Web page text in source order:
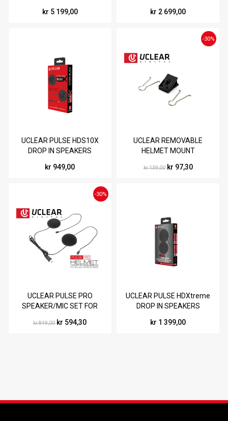
kr 5 199,00
kr 2 699,00
UCLEAR PULSE HDS10X
DROP IN SPEAKERS
kr 949,00
UCLEAR REMOVABLE
HELMET MOUNT
-30%
kr 139,00 kr 97,30
UCLEAR PULSE PRO
SPEAKER/MIC SET FOR
-30%
kr 849,00 kr 594,30
UCLEAR PULSE HDXtreme
DROP IN SPEAKERS
kr 1 399,00